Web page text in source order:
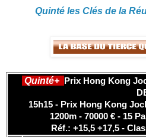
Quinté les Clés de la
Quinté+ Prix Hong Kong
15h15 - Prix Hong Kong
1200m - 70000 € - 15
Réf.: +15,5 +17,5 -